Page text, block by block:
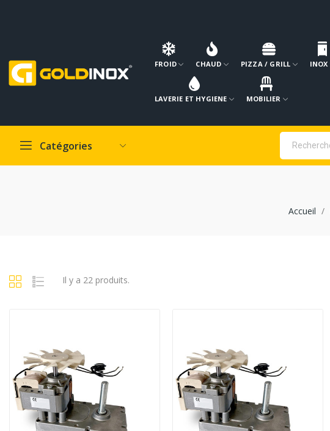
FROID CHAUD PIZZA / GRILL INOX
LAVERIE ET HYGIENE MOBILIER
Catégories
Accueil
Il y a 22 produits.